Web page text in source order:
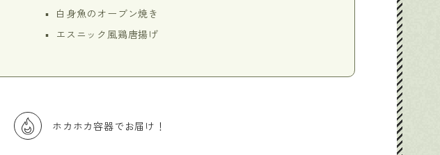
白身魚のオーブン焼き
エスニック風鶏唐揚げ
ホカホカ容器でお届け！